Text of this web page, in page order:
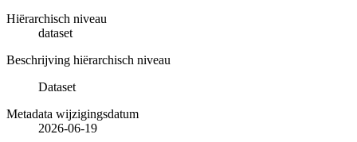
Hiërarchisch niveau
dataset
Beschrijving hiërarchisch niveau
Dataset
Metadata wijzigingsdatum
2026-06-19